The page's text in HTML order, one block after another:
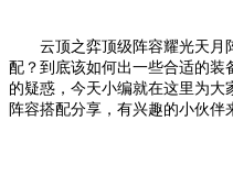
云顶之弈顶级阵容耀光天月
配？到底该如何出一些合适的
的疑惑，今天小编就在这里为大
阵容搭配分享，有兴趣的小伙伴